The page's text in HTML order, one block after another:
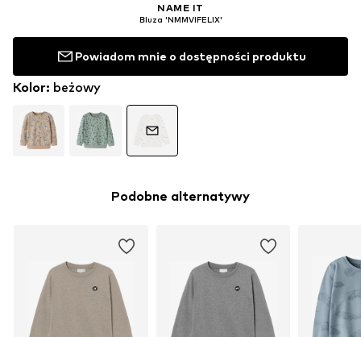
NAME IT
Bluza 'NMMVIFELIX'
Powiadom mnie o dostępności produktu
Kolor: beżowy
Podobne alternatywy